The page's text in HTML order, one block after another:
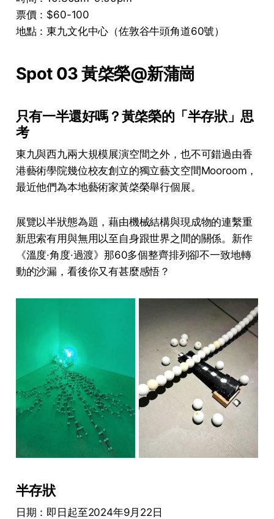
票價：$60-100
地點：東九文化中心（佐敦谷牛頭角道60號）
Spot 03 黃棨榮@新蒲崗
只有一半還好嗎？黃棨榮的「 半存狀」思
考
東九與西九兩大規模展演空間之外，也不可錯過由香
港藝術學院幾位校友創立的獨立藝文空間Mooroom，
最近他們為本地藝術家黃棨榮舉行個展。
展覽以半狀態為題，藉由機械結構與現成物的連繫重
新思索有用與無用以至自身跟世界之間的關係。新作
《溫度·角度·過渡》那60多個整齊排列卻不一致地轉
動的沙漏，看後你又有甚麼感悟？
半存狀
日期：即日起至2024年9月22日